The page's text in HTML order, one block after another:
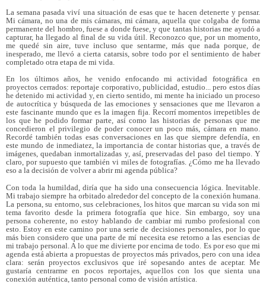
La semana pasada viví una situación de esas que te hacen detenerte y pensar.
Mi cámara, no una de mis cámaras, mi cámara, aquella que colgaba de forma
permanente del hombro, fuese a donde fuese, y que tantas historias me ayudó a
capturar, ha llegado al final de su vida útil. Reconozco que, por un momento,
me quedé sin aire, tuve incluso que sentarme, más que nada porque, de
inesperado, me llevó a cierta catarsis, sobre todo por el sentimiento de haber
completado otra etapa de mi vida.
En los últimos años, he venido enfocando mi actividad fotográfica en
proyectos cerrados: reportaje corporativo, publicidad, estudio... pero estos días
he detenido mi actividad y, en cierto sentido, mi mente ha iniciado un proceso
de autocrítica y búsqueda de las emociones y sensaciones que me llevaron a
este fascinante mundo que es la imagen fija. Recorrí momentos irrepetibles de
los que he podido formar parte, así como las historias de personas que me
concedieron el privilegio de poder conocer un poco más, cámara en mano.
Recordé también todas esas conversaciones en las que siempre defendía, en
este mundo de inmediatez, la importancia de contar historias que, a través de
imágenes, quedaban inmortalizadas y, así, preservadas del paso del tiempo. Y
claro, por supuesto que también vi miles de fotografías. ¿Cómo me ha llevado
eso a la decisión de volver a abrir mi agenda pública?
Con toda la humildad, diría que ha sido una consecuencia lógica. Inevitable.
Mi trabajo siempre ha orbitado alrededor del concepto de la conexión humana.
La persona, su entorno, sus celebraciones, los hitos que marcan su vida son mi
tema favorito desde la primera fotografía que hice. Sin embargo, soy una
persona coherente, no estoy hablando de cambiar mi rumbo profesional con
esto. Estoy en este camino por una serie de decisiones personales, por lo que
más bien considero que una parte de mí necesita ese retorno a las esencias de
mi trabajo personal. A lo que me divierte por encima de todo. Es por eso que mi
agenda está abierta a propuestas de proyectos más privados, pero con una idea
clara: serán proyectos exclusivos que iré sopesando antes de aceptar. Me
gustaría centrarme en pocos reportajes, aquellos con los que sienta una
conexión auténtica, tanto personal como de visión artística.